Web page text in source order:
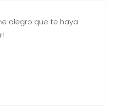
alegro que te haya